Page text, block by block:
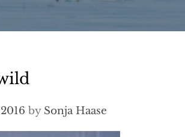
by Sonja Haase